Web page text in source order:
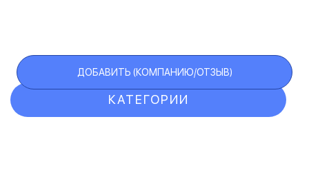
КАТЕГОРИИ
ДОБАВИТЬ (КОМПАНИЮ/ОТЗЫВ)